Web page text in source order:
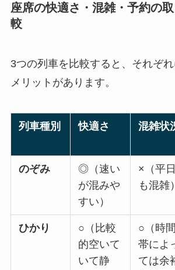
座席の快適さ・混雑・予約の
較
3つの列車を比較すると、それぞ
メリットがあります。
列車種別 快適さ 混雑状
のぞみ
◎（速い
が混みや
すい）
×（平日
も混雑）
ひかり
○（比較
的空いて
いて静
○（時間
帯によ
ては余